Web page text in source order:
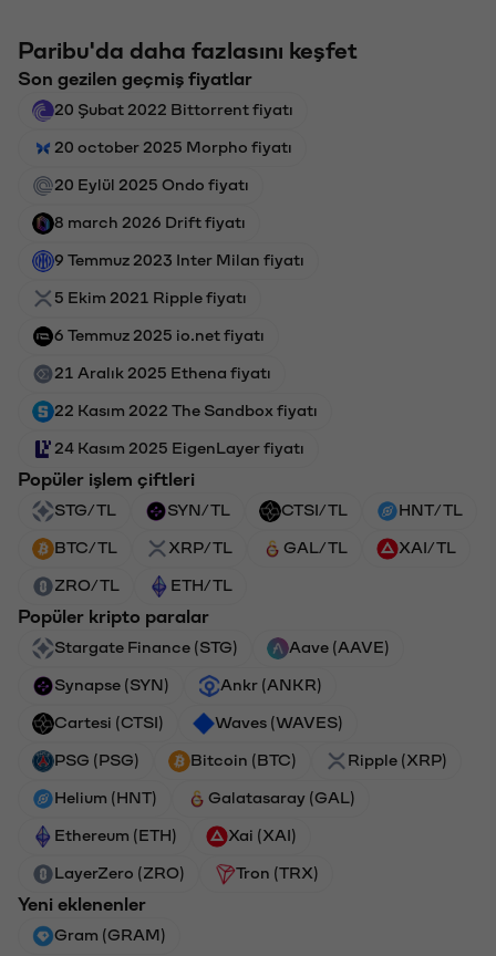
Paribu'da daha fazlasını keşfet
Son gezilen geçmiş fiyatlar
20 Şubat 2022 Bittorrent fiyatı
20 october 2025 Morpho fiyatı
20 Eylül 2025 Ondo fiyatı
8 march 2026 Drift fiyatı
9 Temmuz 2023 Inter Milan fiyatı
5 Ekim 2021 Ripple fiyatı
6 Temmuz 2025 io.net fiyatı
21 Aralık 2025 Ethena fiyatı
22 Kasım 2022 The Sandbox fiyatı
24 Kasım 2025 EigenLayer fiyatı
Popüler işlem çiftleri
STG/TL SYN/TL CTSI/TL HNT/TL
BTC/TL XRP/TL GAL/TL XAI/TL
ZRO/TL ETH/TL
Popüler kripto paralar
Stargate Finance (STG) Aave (AAVE)
Synapse (SYN) Ankr (ANKR)
Cartesi (CTSI) Waves (WAVES)
PSG (PSG) Bitcoin (BTC) Ripple (XRP)
Helium (HNT) Galatasaray (GAL)
Ethereum (ETH) Xai (XAI)
LayerZero (ZRO) Tron (TRX)
Yeni eklenenler
Gram (GRAM)